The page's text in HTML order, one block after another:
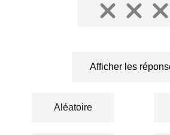
Afficher les
Aléatoire